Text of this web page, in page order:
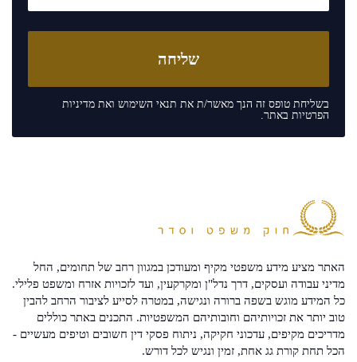
בשליחת טופס זה הנך מאשר/ת את תנאי השימוש ואת מדיניות
הפרטיות באתר.
האתר מציע מידע משפטי מקיף ומעודכן במגוון רחב של תחומים, החל
מדיני עבודה ועסקים, דרך נדל"ן ומקרקעין, ועד לזכויות אזרח ומשפט פלילי.
כל המידע מוגש בשפה ברורה ונגישה, במטרה לסייע לציבור הרחב להבין
טוב יותר את זכויותיהם וחובותיהם המשפטיות. התכנים באתר כוללים
מדריכים מקיפים, עדכוני חקיקה, ניתוח פסקי דין חשובים וטיפים מעשיים -
הכל תחת קורת גג אחת, זמין ונגיש לכל דורש.